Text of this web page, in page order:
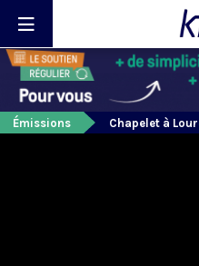
Émissions Chapelet à